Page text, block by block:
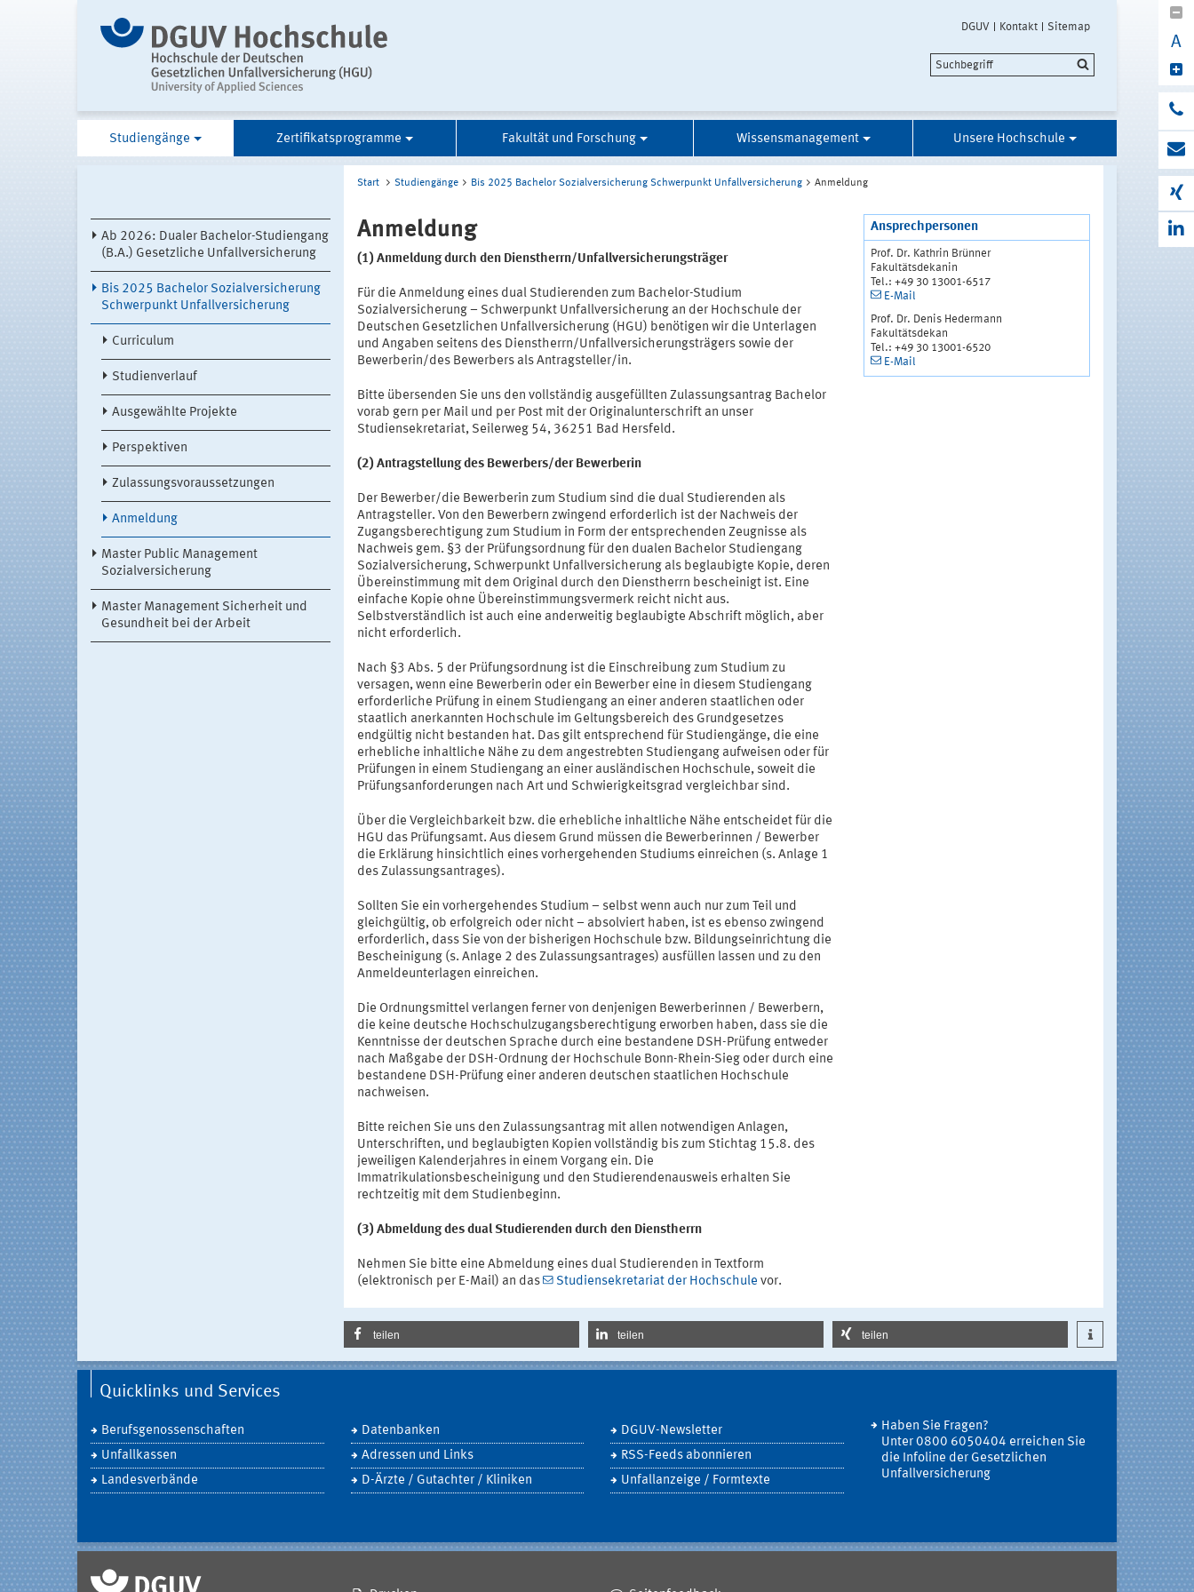
DGUV Kontakt Sitemap
A
Studiengänge Zertifikatsprogramme Fakultät und Forschung Wissensmanagement Unsere Hochschule
Ab 2026: Dualer Bachelor-Studiengang
(B.A.) Gesetzliche Unfallversicherung
Bis 2025 Bachelor Sozialversicherung
Schwerpunkt Unfallversicherung
Curriculum
Studienverlauf
Ausgewählte Projekte
Perspektiven
Zulassungsvoraussetzungen
Anmeldung
Master Public Management
Sozialversicherung
Master Management Sicherheit und
Gesundheit bei der Arbeit
Start Studiengänge Bis 2025 Bachelor Sozialversicherung Schwerpunkt Unfallversicherung Anmeldung
Anmeldung
(1) Anmeldung durch den Dienstherrn/Unfallversicherungsträger
Für die Anmeldung eines dual Studierenden zum Bachelor-Studium
Sozialversicherung – Schwerpunkt Unfallversicherung an der Hochschule der
Deutschen Gesetzlichen Unfallversicherung (HGU) benötigen wir die Unterlagen
und Angaben seitens des Dienstherrn/Unfallversicherungsträgers sowie der
Bewerberin/des Bewerbers als Antragsteller/in.
Bitte übersenden Sie uns den vollständig ausgefüllten Zulassungsantrag Bachelor
vorab gern per Mail und per Post mit der Originalunterschrift an unser
Studiensekretariat, Seilerweg 54, 36251 Bad Hersfeld.
(2) Antragstellung des Bewerbers/der Bewerberin
Der Bewerber/die Bewerberin zum Studium sind die dual Studierenden als
Antragsteller. Von den Bewerbern zwingend erforderlich ist der Nachweis der
Zugangsberechtigung zum Studium in Form der entsprechenden Zeugnisse als
Nachweis gem. §3 der Prüfungsordnung für den dualen Bachelor Studiengang
Sozialversicherung, Schwerpunkt Unfallversicherung als beglaubigte Kopie, deren
Übereinstimmung mit dem Original durch den Dienstherrn bescheinigt ist. Eine
einfache Kopie ohne Übereinstimmungsvermerk reicht nicht aus.
Selbstverständlich ist auch eine anderweitig beglaubigte Abschrift möglich, aber
nicht erforderlich.
Nach §3 Abs. 5 der Prüfungsordnung ist die Einschreibung zum Studium zu
versagen, wenn eine Bewerberin oder ein Bewerber eine in diesem Studiengang
erforderliche Prüfung in einem Studiengang an einer anderen staatlichen oder
staatlich anerkannten Hochschule im Geltungsbereich des Grundgesetzes
endgültig nicht bestanden hat. Das gilt entsprechend für Studiengänge, die eine
erhebliche inhaltliche Nähe zu dem angestrebten Studiengang aufweisen oder für
Prüfungen in einem Studiengang an einer ausländischen Hochschule, soweit die
Prüfungsanforderungen nach Art und Schwierigkeitsgrad vergleichbar sind.
Über die Vergleichbarkeit bzw. die erhebliche inhaltliche Nähe entscheidet für die
HGU das Prüfungsamt. Aus diesem Grund müssen die Bewerberinnen / Bewerber
die Erklärung hinsichtlich eines vorhergehenden Studiums einreichen (s. Anlage 1
des Zulassungsantrages).
Sollten Sie ein vorhergehendes Studium – selbst wenn auch nur zum Teil und
gleichgültig, ob erfolgreich oder nicht – absolviert haben, ist es ebenso zwingend
erforderlich, dass Sie von der bisherigen Hochschule bzw. Bildungseinrichtung die
Bescheinigung (s. Anlage 2 des Zulassungsantrages) ausfüllen lassen und zu den
Anmeldeunterlagen einreichen.
Die Ordnungsmittel verlangen ferner von denjenigen Bewerberinnen / Bewerbern,
die keine deutsche Hochschulzugangsberechtigung erworben haben, dass sie die
Kenntnisse der deutschen Sprache durch eine bestandene DSH-Prüfung entweder
nach Maßgabe der DSH-Ordnung der Hochschule Bonn-Rhein-Sieg oder durch eine
bestandene DSH-Prüfung einer anderen deutschen staatlichen Hochschule
nachweisen.
Bitte reichen Sie uns den Zulassungsantrag mit allen notwendigen Anlagen,
Unterschriften, und beglaubigten Kopien vollständig bis zum Stichtag 15.8. des
jeweiligen Kalenderjahres in einem Vorgang ein. Die
Immatrikulationsbescheinigung und den Studierendenausweis erhalten Sie
rechtzeitig mit dem Studienbeginn.
(3) Abmeldung des dual Studierenden durch den Dienstherrn
Nehmen Sie bitte eine Abmeldung eines dual Studierenden in Textform
(elektronisch per E-Mail) an das
Studiensekretariat der Hochschule vor.
Ansprechpersonen
Prof. Dr. Kathrin Brünner
Fakultätsdekanin
Tel.: +49 30 13001-6517
E-Mail
Prof. Dr. Denis Hedermann
Fakultätsdekan
Tel.: +49 30 13001-6520
E-Mail
teilen teilen teilen
Quicklinks und Services
Berufsgenossenschaften
Unfallkassen
Landesverbände
Datenbanken
Adressen und Links
D-Ärzte / Gutachter / Kliniken
DGUV-Newsletter
RSS-Feeds abonnieren
Unfallanzeige / Formtexte
Haben Sie Fragen?
Unter 0800 6050404 erreichen Sie
die Infoline der Gesetzlichen
Unfallversicherung